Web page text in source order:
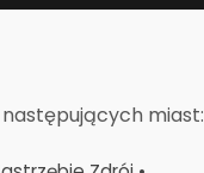
miast: